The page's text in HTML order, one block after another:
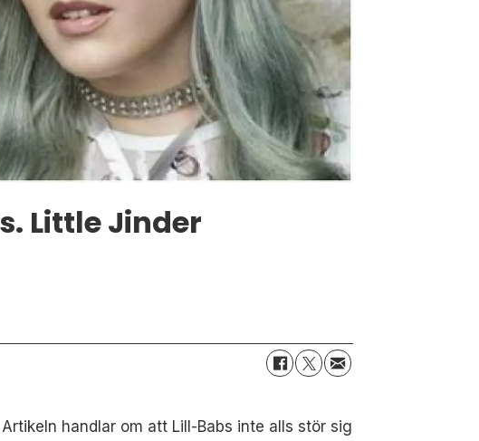
Little Jinder
handlar om att Lill-Babs inte alls stör sig